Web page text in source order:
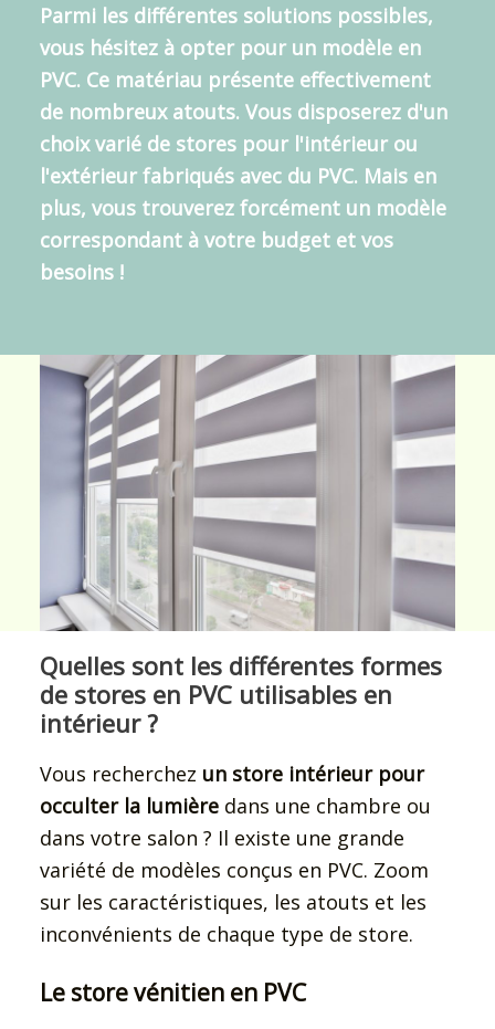
Parmi les différentes solutions possibles,
vous hésitez à opter pour un modèle en
PVC. Ce matériau présente effectivement
de nombreux atouts. Vous disposerez d'un
choix varié de stores pour l'intérieur ou
l'extérieur fabriqués avec du PVC. Mais en
plus, vous trouverez forcément un modèle
correspondant à votre budget et vos
besoins !
Quelles sont les différentes formes
de stores en PVC utilisables en
intérieur ?
Vous recherchez un store intérieur pour
occulter la lumière dans une chambre ou
dans votre salon ? Il existe une grande
variété de modèles conçus en PVC. Zoom
sur les caractéristiques, les atouts et les
inconvénients de chaque type de store.
Le store vénitien en PVC